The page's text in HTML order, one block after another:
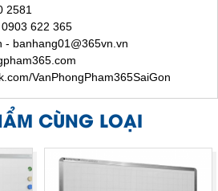
2581
622 365
- banhang01@365vn.vn
VanPhongPham365SaiGon
CÙNG LOẠI